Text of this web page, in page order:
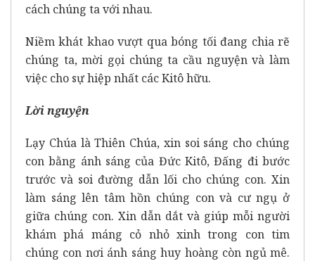
cách chúng ta với nhau.
Niềm khát khao vượt qua bóng tối đang chia rẽ
chúng ta, mời gọi chúng ta cầu nguyện và làm
việc cho sự hiệp nhất các Kitô hữu.
Lời nguyện
Lạy Chúa là Thiên Chúa, xin soi sáng cho chúng
con bằng ánh sáng của Đức Kitô, Đấng đi bước
trước và soi đường dẫn lối cho chúng con. Xin
làm sáng lên tâm hồn chúng con và cư ngụ ở
giữa chúng con. Xin dẫn dắt và giúp mỗi người
khám phá máng cỏ nhỏ xinh trong con tim
chúng con nơi ánh sáng huy hoàng còn ngủ mê.